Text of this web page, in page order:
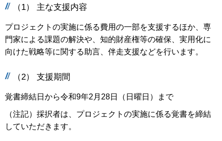
（1） 主な支援内容
プロジェクトの実施に係る費用の一部を支援するほか、専
門家による課題の解決や、知的財産権等の確保、実用化に
向けた戦略等に関する助言、伴走支援などを行います。
（2） 支援期間
覚書締結日から令和9年2月28日（日曜日）まで
（注記）採択者は、プロジェクトの実施に係る覚書を締結
していただきます。